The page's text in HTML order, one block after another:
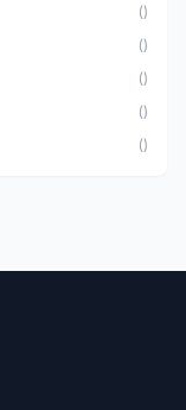
()
()
()
()
()